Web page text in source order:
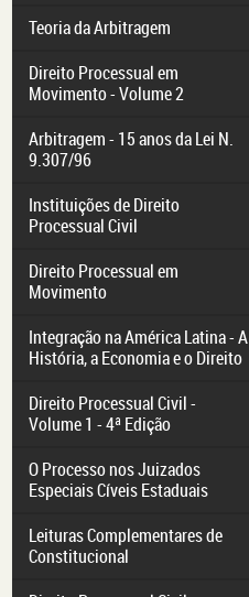
Teoria da Arbitragem
Direito Processual em
Movimento - Volume 2
Arbitragem - 15 anos da Lei N.
9.307/96
Instituições de Direito
Processual Civil
Direito Processual em
Movimento
Integração na América Latina - A
História, a Economia e o Direito
Direito Processual Civil -
Volume 1 - 4ª Edição
O Processo nos Juizados
Especiais Cíveis Estaduais
Leituras Complementares de
Constitucional